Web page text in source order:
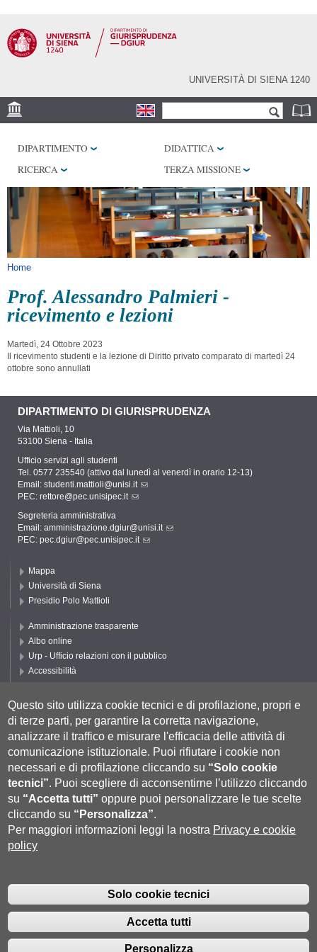
contenuto
principale
UNIVERSITÀ DI SIENA 1240
Form di ricerca
BIBLIOTECHE
SERVIZI
DIPARTIMENTO
DIDATTICA
RICERCA
TERZA MISSIONE
Tu sei qui
Home
Prof. Alessandro Palmieri -
ricevimento e lezioni
Martedì, 24 Ottobre 2023
Il ricevimento studenti e la lezione di Diritto privato comparato di martedì 24
ottobre sono annullati
DIPARTIMENTO DI GIURISPRUDENZA
Via Mattioli, 10
53100 Siena - Italia
Ufficio servizi agli studenti
Tel. 0577 235540 (attivo dal lunedì al venerdì in orario 12-13)
Email: studenti.mattioli@unisi.it
PEC: rettore@pec.unisipec.it
Segreteria amministrativa
Email: amministrazione.dgiur@unisi.it
PEC: pec.dgiur@pec.unisipec.it
Mappa
Università di Siena
Presidio Polo Mattioli
Amministrazione trasparente
Albo online
Urp - Ufficio relazioni con il pubblico
Accessibilità
Cookie settings
Segui UNISI
P.IVA 00273530527 | C.F. 80002070524 |Coordinate bancarie|Caselle
Pec: Posta Elettronica Certificata|Fatturazione Elettronica
- URP - Ufficio Relazioni con il Pubblico Tel.
0577 235555 (dal lunedì al venerdì dalle 9.30 alle 10.30)
Questo sito utilizza cookie tecnici e di profilazione, propri e
di terze parti, per garantire la corretta navigazione,
analizzare il traffico e misurare l'efficacia delle attività di
comunicazione istituzionale. Puoi rifiutare i cookie non
necessari e di profilazione cliccando su “Solo cookie
tecnici”. Puoi scegliere di acconsentirne l’utilizzo cliccando
su “Accetta tutti” oppure puoi personalizzare le tue scelte
cliccando su “Personalizza”.
Per maggiori informazioni leggi la nostra Privacy e cookie
policy
Solo cookie tecnici
Accetta tutti
Personalizza